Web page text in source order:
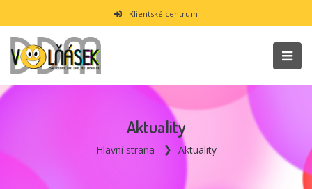
Klientské centrum
Aktuality
Hlavní strana Aktuality